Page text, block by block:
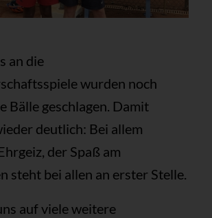
an die
wurden noch
Bälle geschlagen. Damit
deutlich: Bei allem
der Spaß am
steht bei allen an erster Stelle.
auf viele weitere